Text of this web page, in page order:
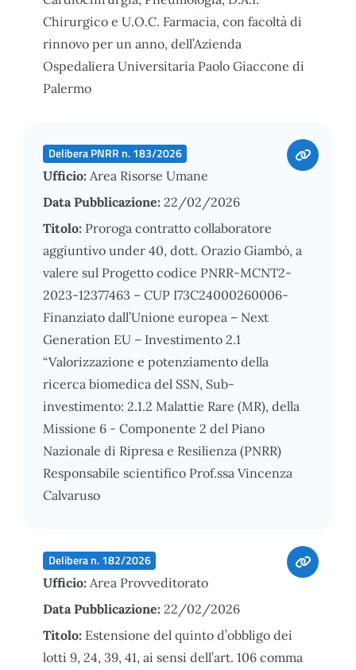
Chirurgico e U.O.C. Farmacia, con facoltà di
rinnovo per un anno, dell’Azienda
Ospedaliera Universitaria Paolo Giaccone di
Palermo
Delibera PNRR n. 183/2026
Ufficio: Area Risorse Umane
Data Pubblicazione: 22/02/2026
Titolo: Proroga contratto collaboratore
aggiuntivo under 40, dott. Orazio Giambò, a
valere sul Progetto codice PNRR-MCNT2-
2023-12377463 – CUP I73C24000260006-
Finanziato dall’Unione europea – Next
Generation EU – Investimento 2.1
“Valorizzazione e potenziamento della
ricerca biomedica del SSN, Sub-
investimento: 2.1.2 Malattie Rare (MR), della
Missione 6 - Componente 2 del Piano
Nazionale di Ripresa e Resilienza (PNRR)
Responsabile scientifico Prof.ssa Vincenza
Calvaruso
Delibera n. 182/2026
Ufficio: Area Provveditorato
Data Pubblicazione: 22/02/2026
Titolo: Estensione del quinto d’obbligo dei
lotti 9, 24, 39, 41, ai sensi dell’art. 106 comma